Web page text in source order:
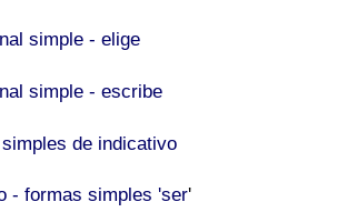
simple - elige
simple - escribe
de indicativo
- formas simples 'ser'